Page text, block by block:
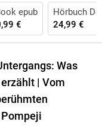
epub
€
Hörbuch
24,99 €
Was
| Vom